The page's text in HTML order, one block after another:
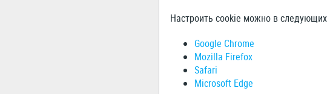
Настроить cookie можно в
Google Chrome
Mozilla Firefox
Safari
Microsoft Edge